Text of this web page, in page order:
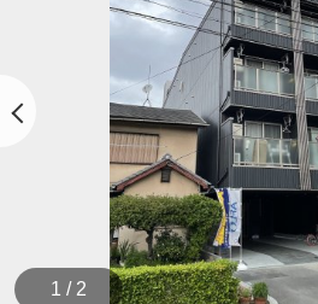
1 / 2